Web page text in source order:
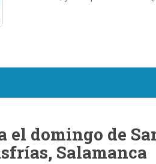
el domingo de
Salamanca